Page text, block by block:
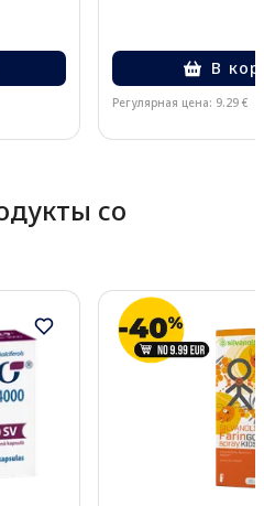
В
Регулярная цена: 9.29 €
со